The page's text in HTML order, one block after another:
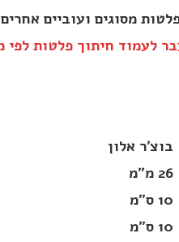
בוצ׳ר אלון
26 מ״מ
10 ס״מ
10 ס״מ